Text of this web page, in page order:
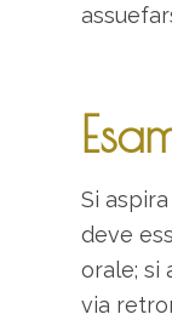
Si
deve
orale; si
via